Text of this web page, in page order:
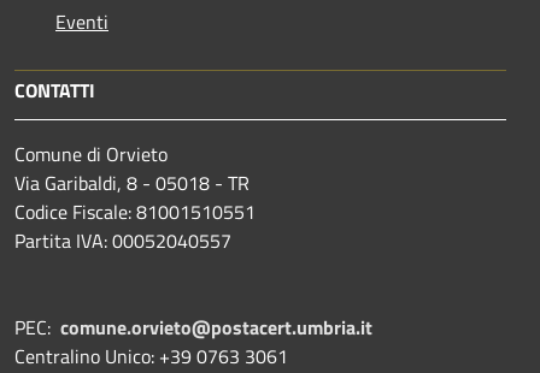
Eventi
CONTATTI
Comune di Orvieto
Via Garibaldi, 8 - 05018 - TR
Codice Fiscale: 81001510551
Partita IVA: 00052040557
PEC: comune.orvieto@postacert.umbria.it
Centralino Unico: +39 0763 3061